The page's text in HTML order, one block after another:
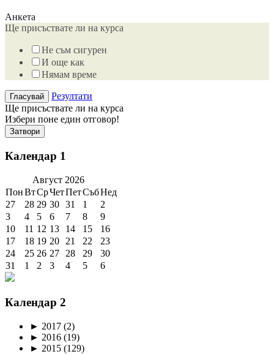
Анкета
Ще присъствате ли на курса
Не съм сигурен
И още как
Нямам време
Резултати
Ще присъствате ли на курса
Избери поне един отговор!
Затвори
Календар 1
Август 2026
ПонВтСрЧетПетСъбНед
27
28 29 30 31 1
2
3
4 5 6 7 8
9
10
11 12 13 14 15
16
17
18 19 20 21 22
23
24
25 26 27 28 29
30
31
1 2 3 4 5 6
Календар 2
► 2017 (2)
► 2016 (19)
► 2015 (129)